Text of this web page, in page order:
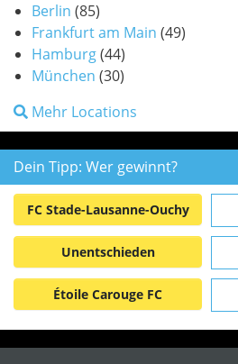
Berlin (85)
Frankfurt am Main (49)
Hamburg(44)
München (30)
Mehr Locations
Dein Tipp: Wer gewinnt?
FC Stade-Lausanne-Ouchy
Unentschieden
Étoile Carouge FC